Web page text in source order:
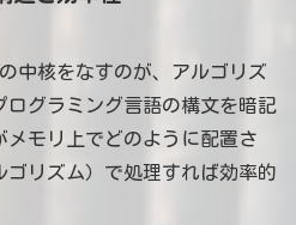
中核をなすのが、アルゴリズ
ログラミング言語の構文を暗記
メモリ上でどのように配置さ
ゴリズム）で処理すれば効率的